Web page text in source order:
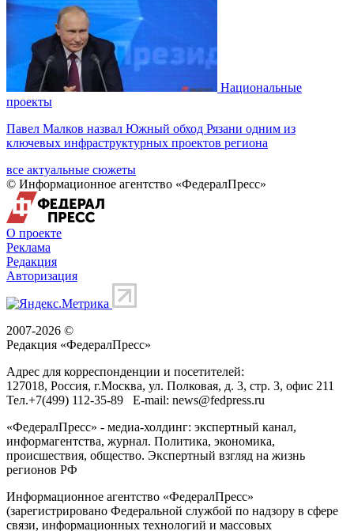
Национальные
проекты
Павел Малков назвал Южный обход Рязани одним из
ключевых инфраструктурных проектов региона
все актуальные сюжеты
© Информационное агентство «ФедералПресс»
О проекте
Реклама
Редакция
Авторизация
2007-2026 ©
Редакция «ФедералПресс»
Адрес для корреспонденции и посетителей:
127018, Россия, г.Москва, ул. Полковая, д. 3, стр. 3, офис 211
Тел.+7(499) 112-35-89 E-mail: news@fedpress.ru
«ФедералПресс» - медиа-холдинг: экспертный канал,
информагентства, журнал. Политика, экономика,
происшествия, общество. Экспертный взгляд на жизнь
регионов РФ
Информационное агентство «ФедералПресс»
(зарегистрировано Федеральной службой по надзору в сфере
связи, информационных технологий и массовых